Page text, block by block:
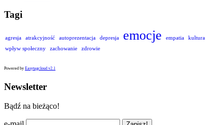
Tagi
agresja atrakcyjność autoprezentacja depresja emocje empatia kultura
wpływ społeczny
zachowanie zdrowie
Powered by Easytagcloud v2.1
Newsletter
Bądź na bieżąco!